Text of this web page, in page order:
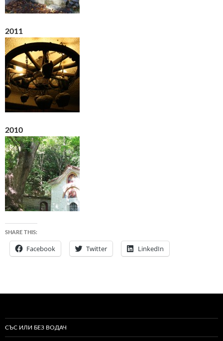
2011
2010
SHARE THIS:
Facebook Twitter LinkedIn
СЪС ИЛИ БЕЗ ВОДАЧ